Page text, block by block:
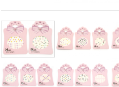
vizitele.
Puteți fi de
acord să
utilizați
toate
cookie -
urile făcând
clic pe "pe